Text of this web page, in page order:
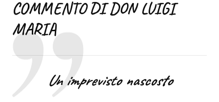
COMMENTO DI DON LUIGI
MARIA
Un imprevisto nascosto